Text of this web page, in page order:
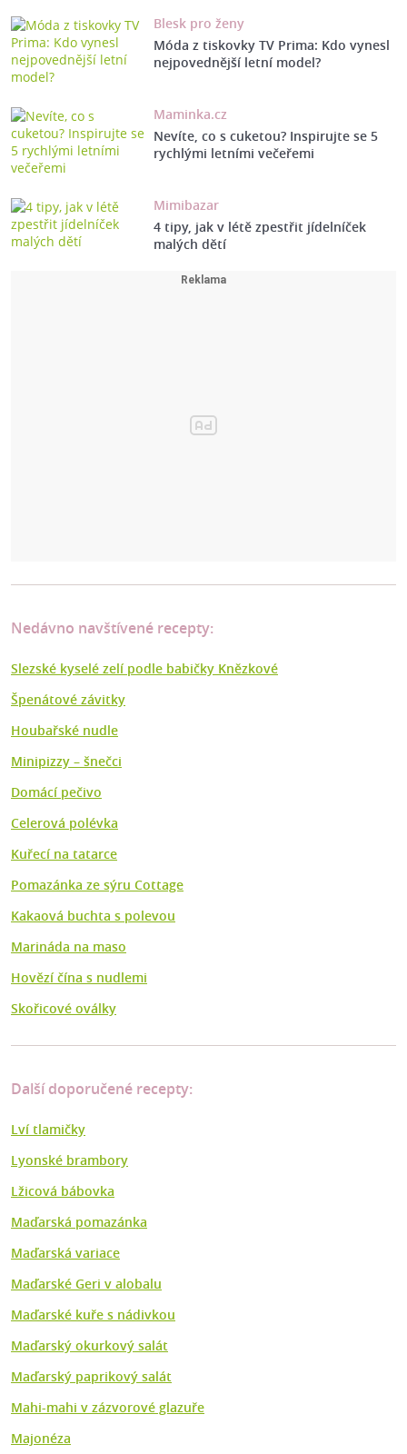
Blesk pro ženy
Móda z tiskovky TV Prima: Kdo vynesl
nejpovednější letní model?
Maminka.cz
Nevíte, co s cuketou? Inspirujte se 5
rychlými letními večeřemi
Mimibazar
4 tipy, jak v létě zpestřit jídelníček
malých dětí
Nedávno navštívené recepty:
Slezské kyselé zelí podle babičky Knězkové
Špenátové závitky
Houbařské nudle
Minipizzy – šnečci
Domácí pečivo
Celerová polévka
Kuřecí na tatarce
Pomazánka ze sýru Cottage
Kakaová buchta s polevou
Marináda na maso
Hovězí čína s nudlemi
Skořicové oválky
Další doporučené recepty:
Lví tlamičky
Lyonské brambory
Lžicová bábovka
Maďarská pomazánka
Maďarská variace
Maďarské Geri v alobalu
Maďarské kuře s nádivkou
Maďarský okurkový salát
Maďarský paprikový salát
Mahi-mahi v zázvorové glazuře
Majonéza